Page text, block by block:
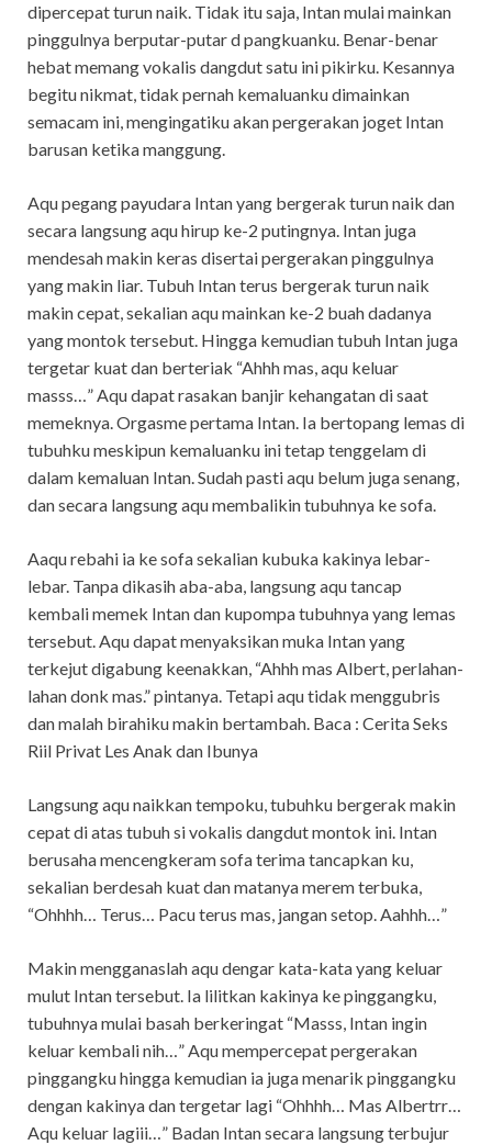
dipercepat turun naik. Tidak itu saja, Intan mulai mainkan
pinggulnya berputar-putar d pangkuanku. Benar-benar
hebat memang vokalis dangdut satu ini pikirku. Kesannya
begitu nikmat, tidak pernah kemaluanku dimainkan
semacam ini, mengingatiku akan pergerakan joget Intan
barusan ketika manggung.
Aqu pegang payudara Intan yang bergerak turun naik dan
secara langsung aqu hirup ke-2 putingnya. Intan juga
mendesah makin keras disertai pergerakan pinggulnya
yang makin liar. Tubuh Intan terus bergerak turun naik
makin cepat, sekalian aqu mainkan ke-2 buah dadanya
yang montok tersebut. Hingga kemudian tubuh Intan juga
tergetar kuat dan berteriak “Ahhh mas, aqu keluar
masss…” Aqu dapat rasakan banjir kehangatan di saat
memeknya. Orgasme pertama Intan. Ia bertopang lemas di
tubuhku meskipun kemaluanku ini tetap tenggelam di
dalam kemaluan Intan. Sudah pasti aqu belum juga senang,
dan secara langsung aqu membalikin tubuhnya ke sofa.
Aaqu rebahi ia ke sofa sekalian kubuka kakinya lebar-
lebar. Tanpa dikasih aba-aba, langsung aqu tancap
kembali memek Intan dan kupompa tubuhnya yang lemas
tersebut. Aqu dapat menyaksikan muka Intan yang
terkejut digabung keenakkan, “Ahhh mas Albert, perlahan-
lahan donk mas.” pintanya. Tetapi aqu tidak menggubris
dan malah birahiku makin bertambah. Baca : Cerita Seks
Riil Privat Les Anak dan Ibunya
Langsung aqu naikkan tempoku, tubuhku bergerak makin
cepat di atas tubuh si vokalis dangdut montok ini. Intan
berusaha mencengkeram sofa terima tancapkan ku,
sekalian berdesah kuat dan matanya merem terbuka,
“Ohhhh… Terus… Pacu terus mas, jangan setop. Aahhh…”
Makin mengganaslah aqu dengar kata-kata yang keluar
mulut Intan tersebut. Ia lilitkan kakinya ke pinggangku,
tubuhnya mulai basah berkeringat “Masss, Intan ingin
keluar kembali nih…” Aqu mempercepat pergerakan
pinggangku hingga kemudian ia juga menarik pinggangku
dengan kakinya dan tergetar lagi “Ohhhh… Mas Albertrr…
Aqu keluar lagiii…” Badan Intan secara langsung terbujur